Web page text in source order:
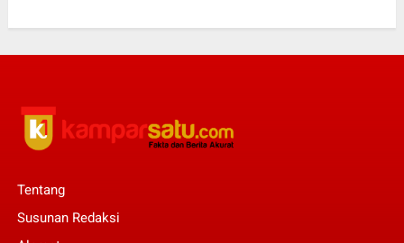
Tentang
Susunan Redaksi